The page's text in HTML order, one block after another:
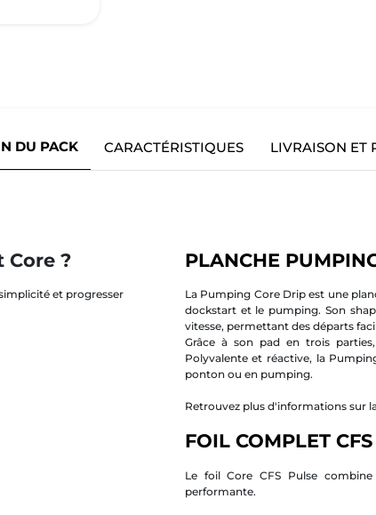
DU PACK CARACTÉRISTIQUES LIVRAISON ET
?
et progresser
PLANCHE
La Pumping Core Drip est une
dockstart et le pumping. Son
vitesse, permettant des départs
Grâce à son pad en trois
Polyvalente et réactive, la
ponton ou en pumping.
Retrouvez plus d'informations sur
FOIL COMPLET
Le foil Core CFS Pulse
performante.